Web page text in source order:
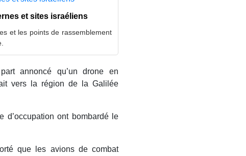
et sites israéliens
et les points de rassemblement
annoncé qu’un drone en
vers la région de la Galilée
d’occupation ont bombardé le
que les avions de combat